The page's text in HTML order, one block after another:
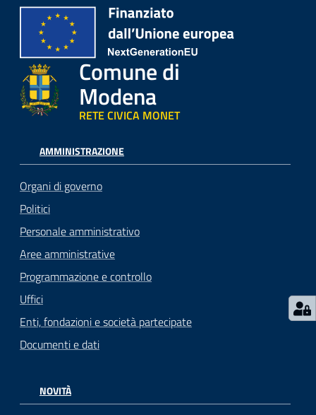
Comune di
Modena
RETE CIVICA MONET
AMMINISTRAZIONE
Organi di governo
Politici
Personale amministrativo
Aree amministrative
Programmazione e controllo
Uffici
Enti, fondazioni e società partecipate
Documenti e dati
NOVITÀ